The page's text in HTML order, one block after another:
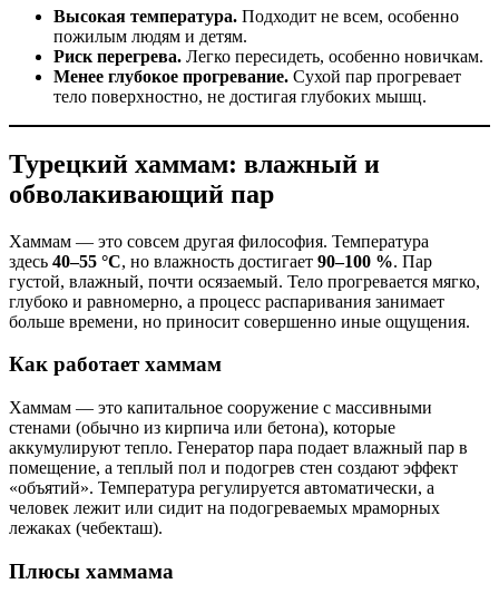
Высокая температура. Подходит не всем, особенно
пожилым людям и детям.
Риск перегрева. Легко пересидеть, особенно новичкам.
Менее глубокое прогревание. Сухой пар прогревает
тело поверхностно, не достигая глубоких мышц.
Турецкий хаммам: влажный и
обволакивающий пар
Хаммам — это совсем другая философия. Температура
здесь 40–55 °C, но влажность достигает 90–100 %. Пар
густой, влажный, почти осязаемый. Тело прогревается мягко,
глубоко и равномерно, а процесс распаривания занимает
больше времени, но приносит совершенно иные ощущения.
Как работает хаммам
Хаммам — это капитальное сооружение с массивными
стенами (обычно из кирпича или бетона), которые
аккумулируют тепло. Генератор пара подает влажный пар в
помещение, а теплый пол и подогрев стен создают эффект
«объятий». Температура регулируется автоматически, а
человек лежит или сидит на подогреваемых мраморных
лежаках (чебекташ).
Плюсы хаммама